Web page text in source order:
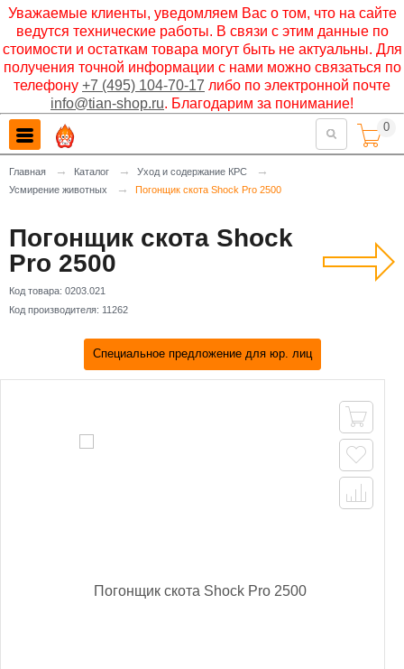
Уважаемые клиенты, уведомляем Вас о том, что на сайте
ведутся технические работы. В связи с этим данные по
стоимости и остаткам товара могут быть не актуальны. Для
получения точной информации с нами можно связаться по
телефону +7 (495) 104-70-17 либо по электронной почте
info@tian-shop.ru. Благодарим за понимание!
 0
Главная → Каталог → Уход и содержание КРС →
Усмирение животных → Погонщик скота Shock Pro 2500
Погонщик скота Shock
Pro 2500
Код товара: 0203.021
Код производителя: 11262
Специальное предложение для юр. лиц


